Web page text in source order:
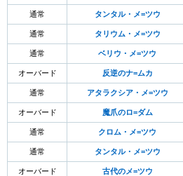
通常 タンタル・メ=ツウ
通常 タリウム・メ=ツウ
通常 ベリウ・メ=ツウ
オーバード 反逆のナ=ムカ
通常 アタラクシア・メ=ツウ
オーバード 魔爪のロ=ダム
通常 クロム・メ=ツウ
通常 タンタル・メ=ツウ
オーバード 古代のメ=ツウ